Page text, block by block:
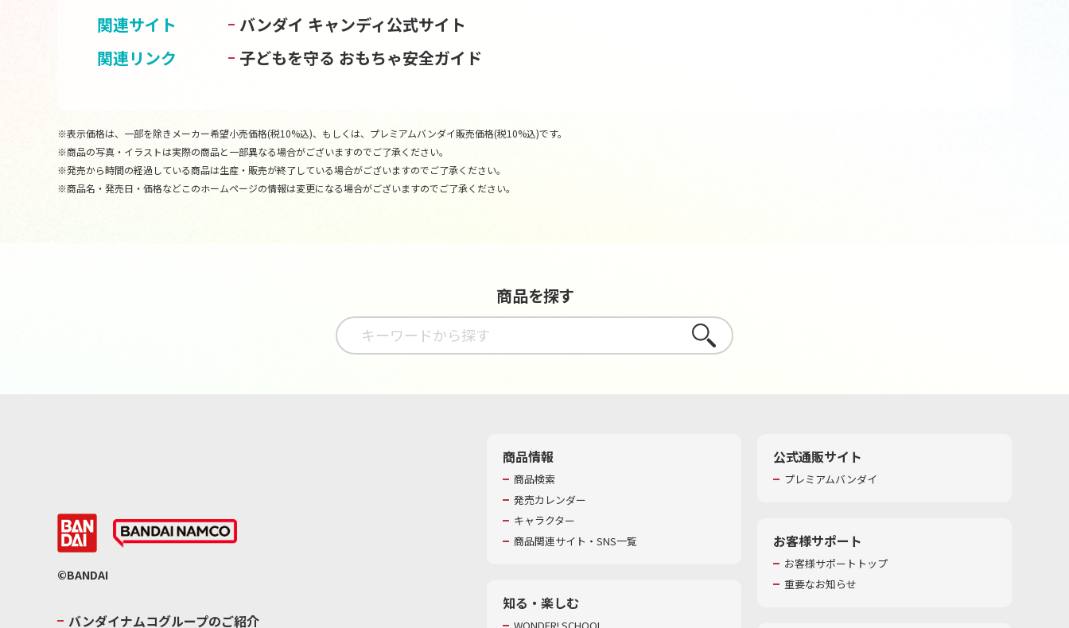
関連サイト
バンダイ キャンディ公式サイト
関連リンク
子どもを守る おもちゃ安全ガイド
※表示価格は、一部を除きメーカー希望小売価格(税10%込)、もしくは、プレミアムバンダイ販売価格(税10%込)です。
※商品の写真・イラストは実際の商品と一部異なる場合がございますのでご了承ください。
※発売から時間の経過している商品は生産・販売が終了している場合がございますのでご了承ください。
※商品名・発売日・価格などこのホームページの情報は変更になる場合がございますのでご了承ください。
商品を探す
さがす
©BANDAI
バンダイナムコグループのご紹介
商品情報
商品検索
発売カレンダー
キャラクター
商品関連サイト・SNS一覧
知る・楽しむ
公式通販サイト
プレミアムバンダイ
お客様サポート
お客様サポートトップ
重要なお知らせ